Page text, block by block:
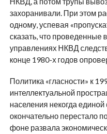
захоранивали. При этом
одному, успевая
сказать, что
управлениях НКВД
конце 1980-х годов
Политика «гласности» к
интеллектуальной
населения некогда
окончательно перестало
фоне развала